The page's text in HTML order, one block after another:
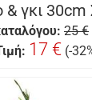
& γκι
25 €
17 € (-